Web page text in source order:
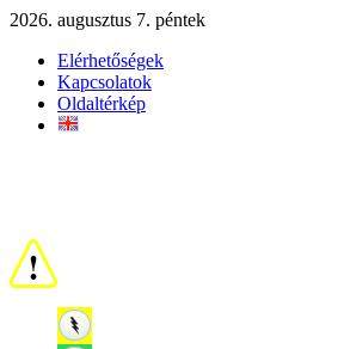
2026. augusztus 7. péntek
Elérhetőségek
Kapcsolatok
Oldaltérkép